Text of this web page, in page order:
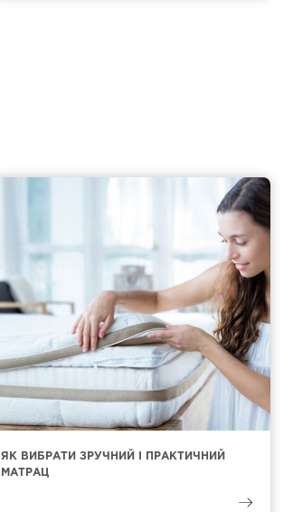
ЯК ВИБРАТИ ЗРУЧНИЙ І ПРАКТИЧНИЙ
МАТРАЦ